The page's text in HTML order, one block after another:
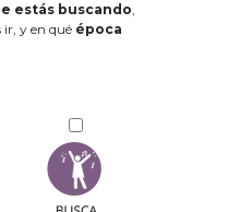
estás buscando,
ir, y en qué época